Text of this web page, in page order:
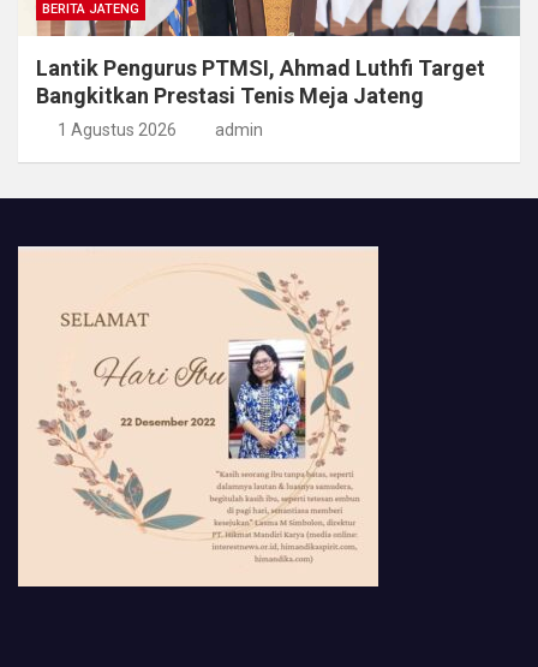
BERITA JATENG
Lantik Pengurus PTMSI, Ahmad Luthfi Target
Bangkitkan Prestasi Tenis Meja Jateng
1 Agustus 2026 admin